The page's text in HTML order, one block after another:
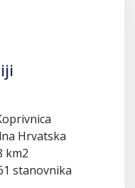
Hrvatska
km2
stanovnika